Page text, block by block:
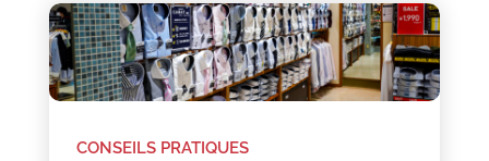
CONSEILS PRATIQUES